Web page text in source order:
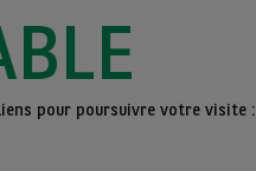
pour poursuivre votre visite :